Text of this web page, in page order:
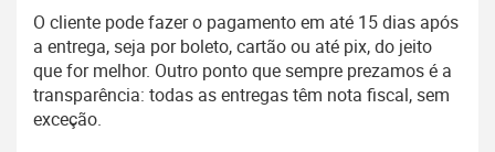
O cliente pode fazer o pagamento em até 15 dias após
a entrega, seja por boleto, cartão ou até pix, do jeito
que for melhor. Outro ponto que sempre prezamos é a
transparência: todas as entregas têm nota fiscal, sem
exceção.